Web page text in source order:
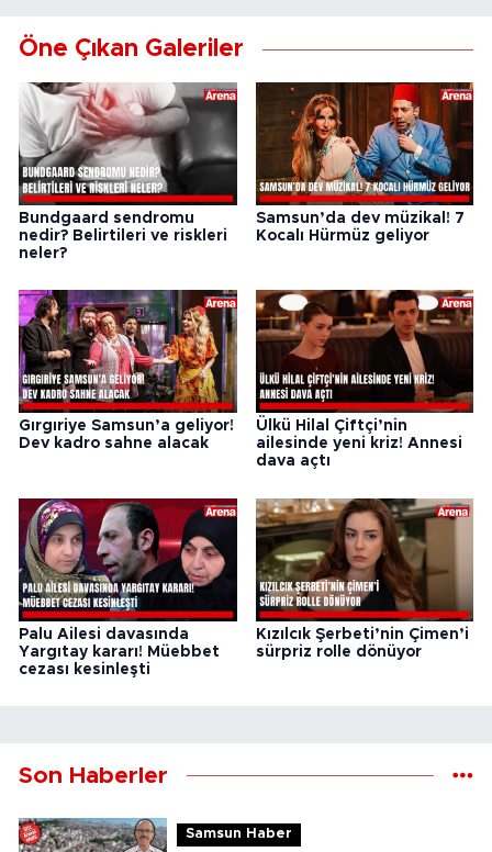
Öne Çıkan Galeriler
Bundgaard sendromu
nedir? Belirtileri ve riskleri
neler?
Samsun’da dev müzikal! 7
Kocalı Hürmüz geliyor
Gırgıriye Samsun’a geliyor!
Dev kadro sahne alacak
Ülkü Hilal Çiftçi’nin
ailesinde yeni kriz! Annesi
dava açtı
Palu Ailesi davasında
Yargıtay kararı! Müebbet
cezası kesinleşti
Kızılcık Şerbeti’nin Çimen’i
sürpriz rolle dönüyor
Son Haberler
Samsun Haber